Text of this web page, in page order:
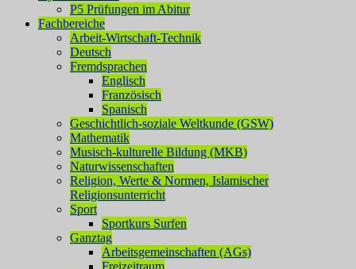
P5 Prüfungen im Abitur
Fachbereiche
Arbeit-Wirtschaft-Technik
Deutsch
Fremdsprachen
Englisch
Französisch
Spanisch
Geschichtlich-soziale Weltkunde (GSW)
Mathematik
Musisch-kulturelle Bildung (MKB)
Naturwissenschaften
Religion, Werte & Normen, Islamischer
Religionsunterricht
Sport
Sportkurs Surfen
Ganztag
Arbeitsgemeinschaften (AGs)
Freizeitraum